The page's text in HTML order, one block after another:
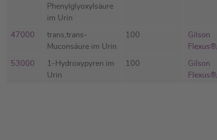
Phenylglyoxylsäure
im Urin
47000
trans,trans-
Muconsäure im Urin
100
Gilson
53000
1-Hydroxypyren im
Urin
100
Gilson